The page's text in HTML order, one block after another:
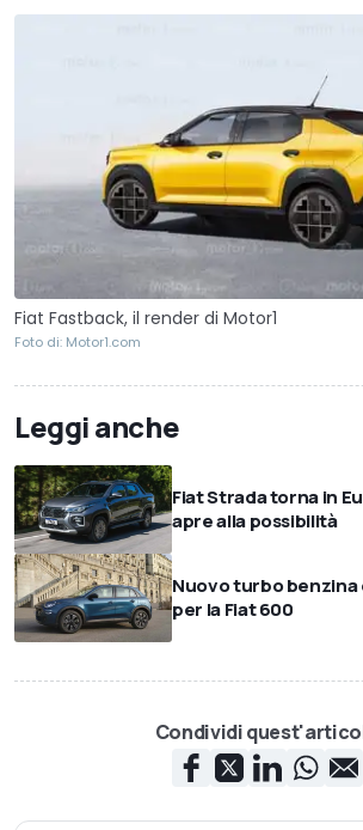
Fiat Fastback, il render di Motor1
Foto di: Motor1.com
Leggi anche
Fiat Strada torna in
apre alla possibilità
Nuovo turbo benzina
per la Fiat 600
Condividi